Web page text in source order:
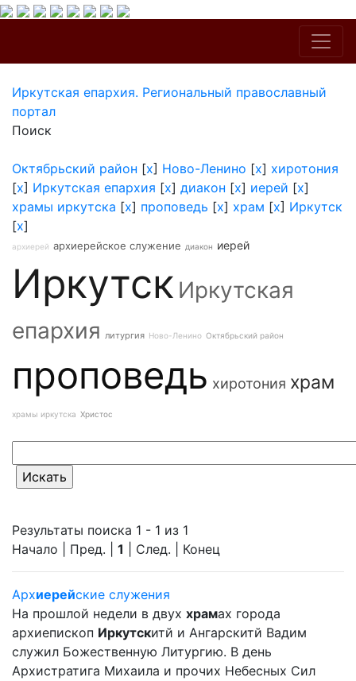
Иркутская епархия. Региональный православный
портал
Поиск
Октябрьский район [x] Ново-Ленино [x] хиротония
[x] Иркутская епархия [x] диакон [x] иерей [x]
храмы иркутска [x] проповедь [x] храм [x] Иркутск
[x]
архиерей архиерейское служение диакон иерей
Иркутск Иркутская
епархия литургия Ново-Ленино Октябрьский район
проповедь хиротония храм
храмы иркутска Христос
Результаты поиска 1 - 1 из 1
Начало | Пред. | 1 | След. | Конец
Архиерейские служения
На прошлой недели в двух храмах города
архиепископ Иркутскитй и Ангарскитй Вадим
служил Божественную Литургию. В день
Архистратига Михаила и прочих Небесных Сил